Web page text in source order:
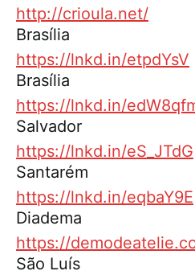
http://crioula.net/
Brasília
https://lnkd.in/etpdYsV
Brasília
https://lnkd.in/
Salvador
https://lnkd.in/eS_JTdG
Santarém
https://lnkd.in/eqbaY9E
Diadema
https://
São Luís